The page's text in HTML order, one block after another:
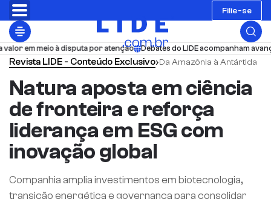
Filie-se
à disputa por atenção Debates do LIDE acompanham avanços
Revista LIDE - Conteúdo Exclusivo›Da Amazônia à Antártida
Natura aposta em ciência
de fronteira e reforça
liderança em ESG com
inovação global
Companhia amplia investimentos em biotecnologia,
transição energética e governança para consolidar